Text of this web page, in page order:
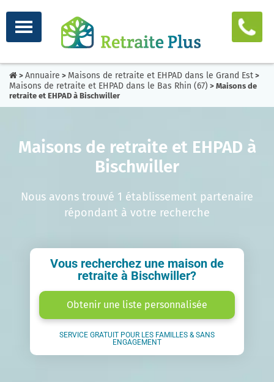
> Annuaire > Maisons de retraite et EHPAD dans le Grand Est >
Maisons de retraite et EHPAD dans le Bas Rhin (67) > Maisons de
retraite et EHPAD à Bischwiller
Maisons de retraite et EHPAD à
Bischwiller
Nous avons trouvé 1 établissement partenaire
répondant à votre recherche
Vous recherchez une maison de
retraite à Bischwiller?
Obtenir une liste personnalisée
SERVICE GRATUIT POUR LES FAMILLES & SANS
ENGAGEMENT